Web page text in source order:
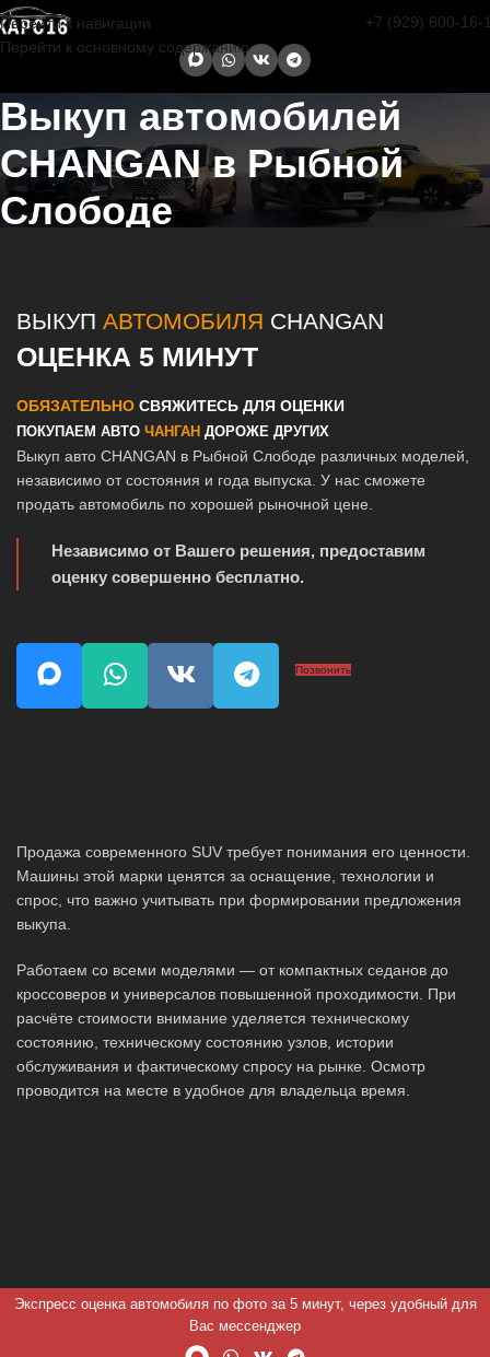
Перейти к навигации
Перейти к основному содержанию
+7 (929) 600-16-
Выкуп автомобилей
CHANGAN в Рыбной
Слободе
ВЫКУП АВТОМОБИЛЯ CHANGAN
ОЦЕНКА 5 МИНУТ
ОБЯЗАТЕЛЬНО СВЯЖИТЕСЬ ДЛЯ ОЦЕНКИ
ПОКУПАЕМ АВТО ЧАНГАН ДОРОЖЕ ДРУГИХ
Выкуп авто CHANGAN в Рыбной Слободе различных моделей,
независимо от состояния и года выпуска. У нас сможете
продать автомобиль по хорошей рыночной цене.
Независимо от Вашего решения, предоставим
оценку совершенно бесплатно.
Позвонить
Продажа современного SUV требует понимания его ценности.
Машины этой марки ценятся за оснащение, технологии и
спрос, что важно учитывать при формировании предложения
выкупа.
Работаем со всеми моделями — от компактных седанов до
кроссоверов и универсалов повышенной проходимости. При
расчёте стоимости внимание уделяется техническому
состоянию, техническому состоянию узлов, истории
обслуживания и фактическому спросу на рынке. Осмотр
проводится на месте в удобное для владельца время.
Экспресс оценка автомобиля по фото за 5 минут, через удобный для
Вас мессенджер